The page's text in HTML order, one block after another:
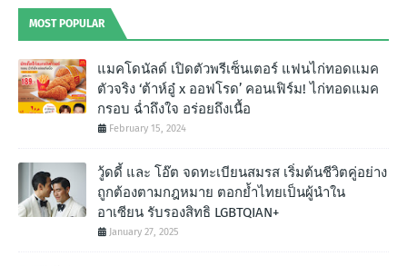
MOST POPULAR
แมคโดนัลด์ เปิดตัวพรีเซ็นเตอร์ แฟนไก่ทอดแมค
ตัวจริง ‘ต้าห์อู๋ x ออฟโรด’ คอนเฟิร์ม! ไก่ทอดแมค
กรอบ ฉํ่าถึงใจ อร่อยถึงเนื้อ
February 15, 2024
วู้ดดี้ และ โอ๊ต จดทะเบียนสมรส เริ่มต้นชีวิตคู่อย่าง
ถูกต้องตามกฎหมาย ตอกย้ำไทยเป็นผู้นำใน
อาเซียน รับรองสิทธิ LGBTQIAN+
January 27, 2025